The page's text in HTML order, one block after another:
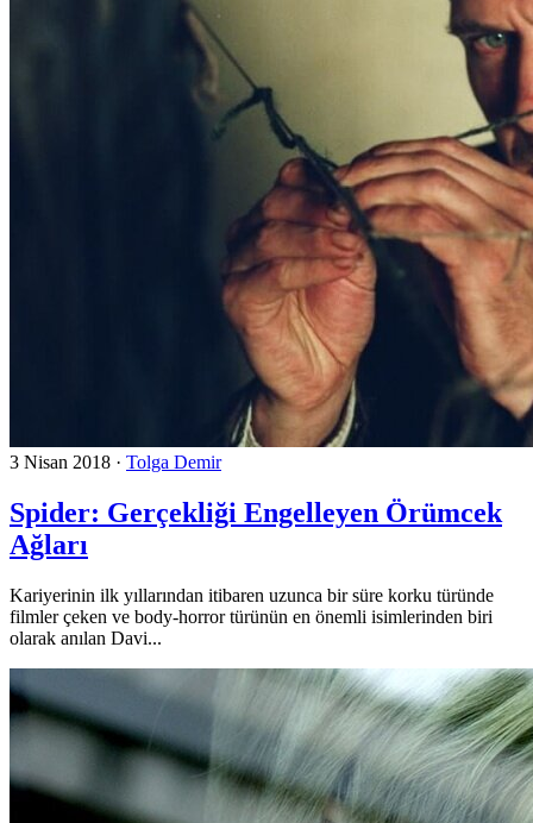
3 Nisan 2018 · Tolga Demir
Spider: Gerçekliği Engelleyen Örümcek
Ağları
Kariyerinin ilk yıllarından itibaren uzunca bir süre korku türünde
filmler çeken ve body-horror türünün en önemli isimlerinden biri
olarak anılan Davi...